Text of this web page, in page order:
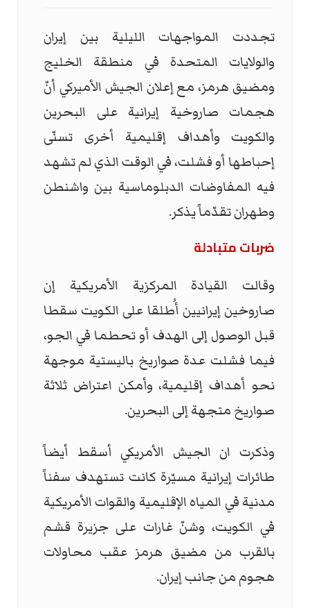
تجددت المواجهات الليلية بين إيران
والولايات المتحدة في منطقة الخليج
ومضيق هرمز، مع إعلان الجيش الأميركي أنّ
هجمات صاروخية إيرانية على البحرين
والكويت وأهداف إقليمية أخرى تسنّى
إحباطها أو فشلت، في الوقت الذي لم تشهد
فيه المفاوضات الدبلوماسية بين واشنطن
وطهران تقدّماً يذكر.
ضربات متبادلة
وقالت القيادة المركزية الأمريكية إن
صاروخين إيرانيين أُطلقا على الكويت سقطا
قبل الوصول إلى الهدف أو تحطما في الجو،
فيما فشلت عدة صواريخ باليستية موجهة
نحو أهداف إقليمية، وأمكن اعتراض ثلاثة
صواريخ متجهة إلى البحرين.
وذكرت ان الجيش الأمريكي أسقط أيضاً
طائرات إيرانية مسيّرة كانت تستهدف سفناً
مدنية في المياه الإقليمية والقوات الأمريكية
في الكويت، وشنّ غارات على جزيرة قشم
بالقرب من مضيق هرمز عقب محاولات
هجوم من جانب إيران.